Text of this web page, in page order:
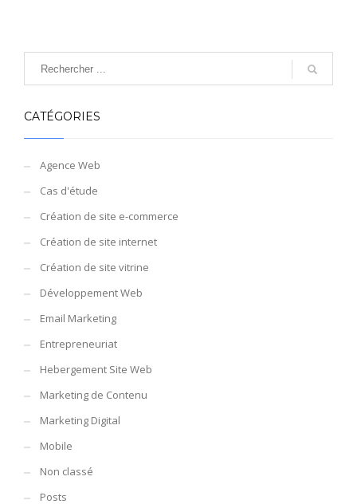
CATÉGORIES
Agence Web
Cas d'étude
Création de site e-commerce
Création de site internet
Création de site vitrine
Développement Web
Email Marketing
Entrepreneuriat
Hebergement Site Web
Marketing de Contenu
Marketing Digital
Mobile
Non classé
Posts